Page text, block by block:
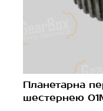
Планетарна
шестернею